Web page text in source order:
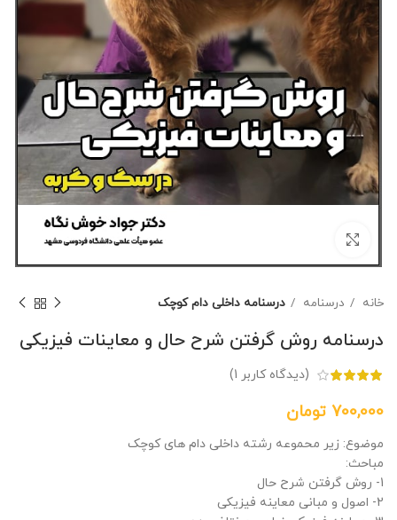
خانه درسنامه درسنامه داخلی دام کوچک
درسنامه روش گرفتن شرح حال و معاینات فیزیکی
(دیدگاه کاربر 1
)
تومان
موضوع: زیر محموعه رشته داخلی دام های کوچک
مباحث:
1- روش گرفتن شرح حال
2- اصول و مبانی معاینه فیزیکی